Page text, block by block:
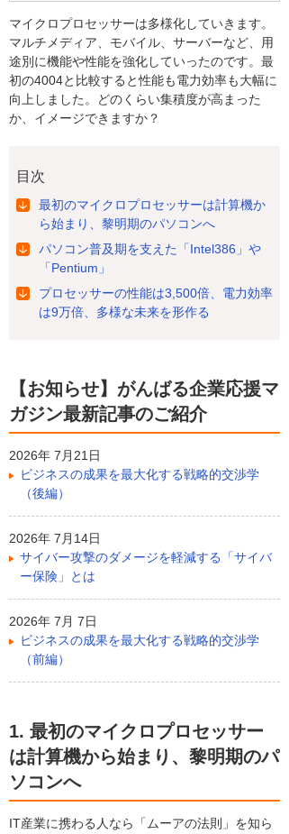
マイクロプロセッサーは多様化していきます。
マルチメディア、モバイル、サーバーなど、用
途別に機能や性能を強化していったのです。最
初の4004と比較すると性能も電力効率も大幅に
向上しました。どのくらい集積度が高まった
か、イメージできますか？
目次
最初のマイクロプロセッサーは計算機か
ら始まり、黎明期のパソコンへ
パソコン普及期を支えた「Intel386」や
「Pentium」
プロセッサーの性能は3,500倍、電力効率
は9万倍、多様な未来を形作る
【お知らせ】がんばる企業応援マ
ガジン最新記事のご紹介
2026年 7月21日
ビジネスの成果を最大化する戦略的交渉学
（後編）
2026年 7月14日
サイバー攻撃のダメージを軽減する「サイバ
ー保険」とは
2026年 7月 7日
ビジネスの成果を最大化する戦略的交渉学
（前編）
1. 最初のマイクロプロセッサー
は計算機から始まり、黎明期のパ
ソコンへ
IT産業に携わる人なら「ムーアの法則」を知ら